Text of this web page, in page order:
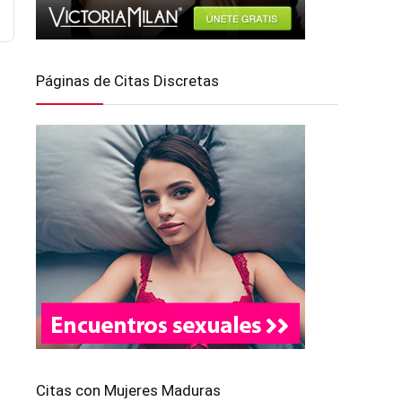
Páginas de Citas Discretas
Citas con Mujeres Maduras